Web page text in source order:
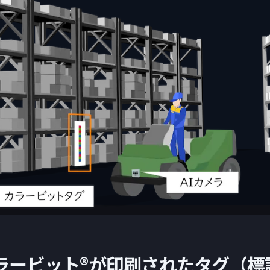
ービット®︎が印刷されたタグ（